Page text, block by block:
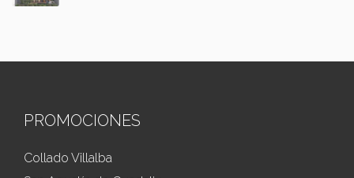
PROMOCIONES
Collado Villalba